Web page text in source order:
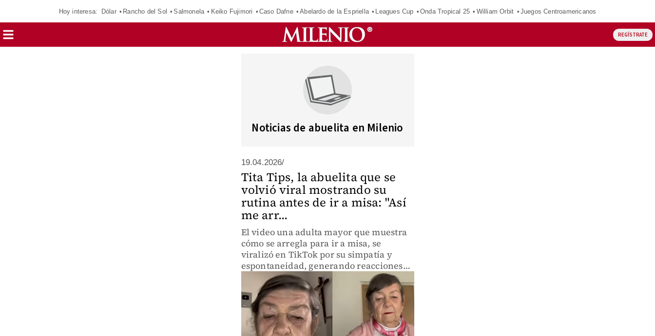
Hoy interesa: Dólar Rancho del Sol Salmonela Keiko Fujimori Caso Dafne Abelardo de la Espriella Leagues Cup Onda Tropical 25 William Orbit Juegos Centroamericanos
REGÍSTRATE
Noticias de abuelita en Milenio
19.04.2026/
Tita Tips, la abuelita que se
volvió viral mostrando su
rutina antes de ir a misa: "Así
me arr...
El video una adulta mayor que muestra
cómo se arregla para ir a misa, se
viralizó en TikTok por su simpatía y
espontaneidad, generando reacciones
positivas entre usuarios.